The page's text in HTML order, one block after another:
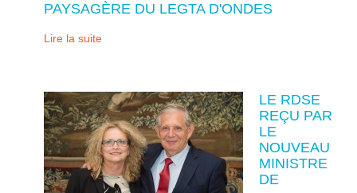
PAYSAGÈRE DU LEGTA D'ONDES
Lire la suite
LE RDSE
REÇU PAR
LE
NOUVEAU
MINISTRE
DE